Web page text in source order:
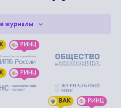
журналы
РИНЦ
РИНЦ
ВАК РИНЦ